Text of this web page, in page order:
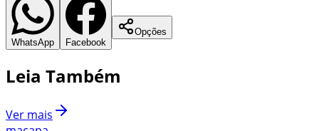
WhatsApp Facebook
Opções
Leia Também
Ver mais